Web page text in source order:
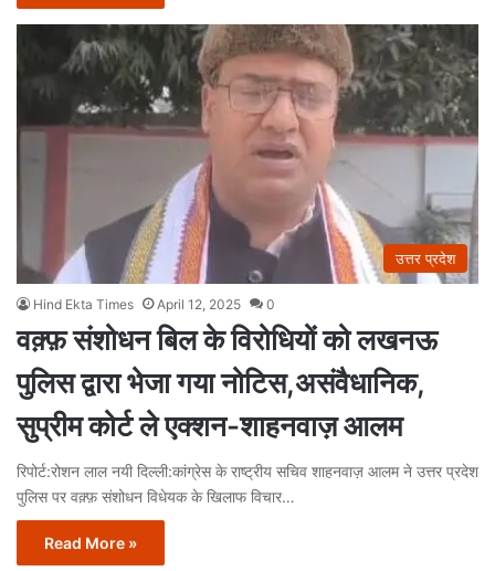
उत्तर प्रदेश
Hind Ekta Times April 12, 2025 0
वक़्फ़ संशोधन बिल के विरोधियों को लखनऊ
पुलिस द्वारा भेजा गया नोटिस,असंवैधानिक,
सुप्रीम कोर्ट ले एक्शन-शाहनवाज़ आलम
रिपोर्ट:रोशन लाल नयी दिल्ली:कांग्रेस के राष्ट्रीय सचिव शाहनवाज़ आलम ने उत्तर प्रदेश
पुलिस पर वक़्फ़ संशोधन विधेयक के खिलाफ विचार…
Read More »